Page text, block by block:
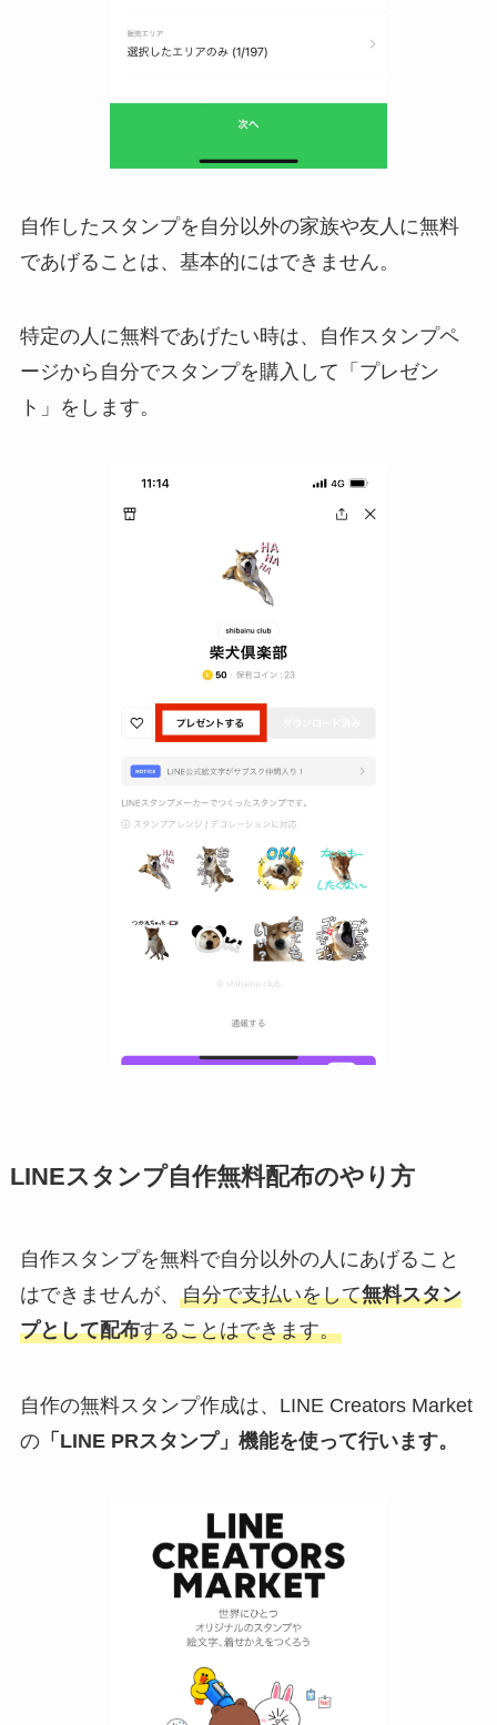
自作したスタンプを自分以外の家族や友人に無料
であげることは、基本的にはできません。
特定の人に無料であげたい時は、自作スタンプペ
ージから自分でスタンプを購入して「プレゼン
ト」をします。
LINEスタンプ自作無料配布のやり方
自作スタンプを無料で自分以外の人にあげること
はできませんが、 自分で支払いをして無料スタン
プとして配布することはできます。
自作の無料スタンプ作成は、LINE Creators Market
の「LINE PRスタンプ」機能を使って行います。